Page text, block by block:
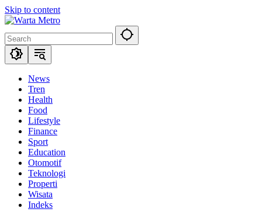
Skip to content
News
Tren
Health
Food
Lifestyle
Finance
Sport
Education
Otomotif
Teknologi
Properti
Wisata
Indeks